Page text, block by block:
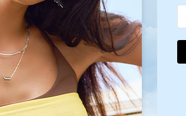
à ressort: Non
de lunettes en métal contiennent du